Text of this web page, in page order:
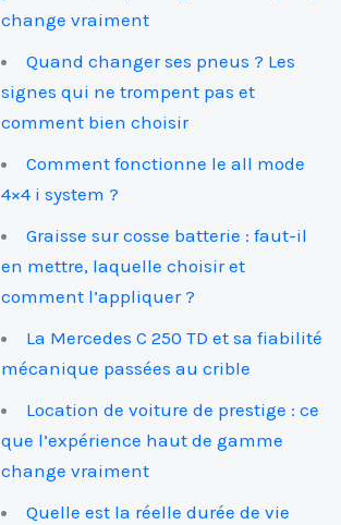
change vraiment
Quand changer ses pneus ? Les
signes qui ne trompent pas et
comment bien choisir
Comment fonctionne le all mode
4×4 i system ?
Graisse sur cosse batterie : faut-il
en mettre, laquelle choisir et
comment l’appliquer ?
La Mercedes C 250 TD et sa fiabilité
mécanique passées au crible
Location de voiture de prestige : ce
que l’expérience haut de gamme
change vraiment
Quelle est la réelle durée de vie